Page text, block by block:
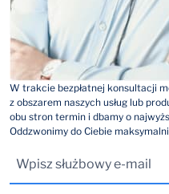
W trakcie bezpłatnej konsultacji
z obszarem naszych usług lub
obu stron termin i dbamy o
Oddzwonimy do Ciebie